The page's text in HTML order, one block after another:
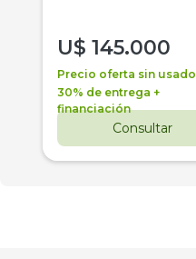
U$ 145.000
Precio oferta sin usado
30% de entrega +
financiación
Consultar